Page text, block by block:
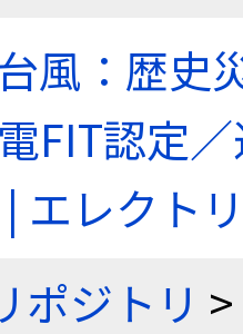
風：歴史
FIT認定
エレクト
ポジトリ >